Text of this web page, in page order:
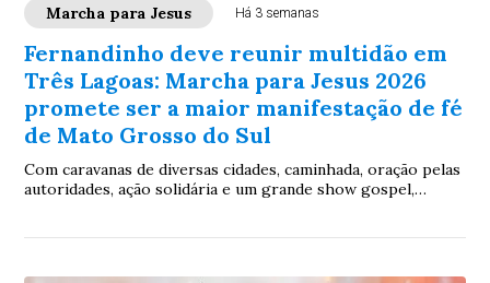
Marcha para Jesus Há 3 semanas
Fernandinho deve reunir multidão em
Três Lagoas: Marcha para Jesus 2026
promete ser a maior manifestação de fé
de Mato Grosso do Sul
Com caravanas de diversas cidades, caminhada, oração pelas
autoridades, ação solidária e um grande show gospel,